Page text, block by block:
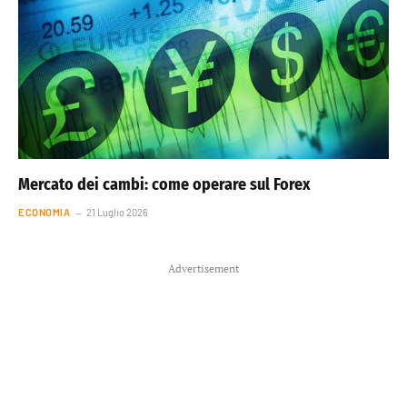
Mercato dei cambi: come operare sul Forex
ECONOMIA 21 Luglio 2026
Advertisement